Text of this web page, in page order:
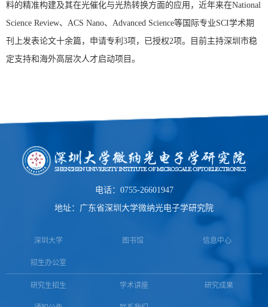
料的精准构建及其在光催化与光热转换方面的应用，近年来在National
Science Review、ACS Nano、Advanced Science等国际专业SCI学术期
刊上发表论文十余篇，申请专利3项，已授权2项。目前主持深圳市稳
定支持和海外高层次人才启动项目。
电话：0755-26601947
地址：广东省深圳大学微纳光电子学研究院
深圳大学 图书馆 信息中心
招生办公室
研究生招生 学术讲座 研究成果